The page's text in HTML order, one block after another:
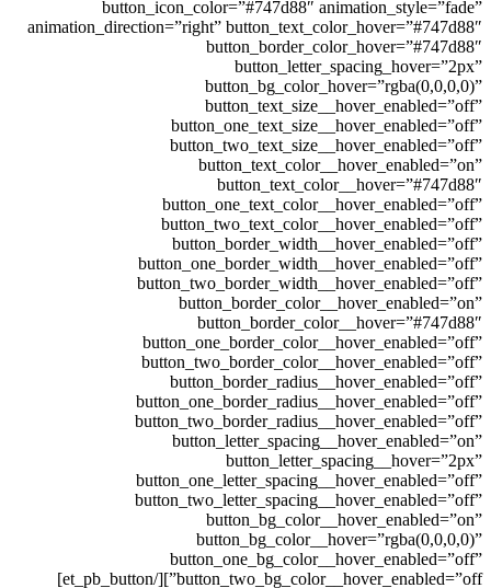
animation_direction=”right”
button_two_bg_color__hover_enabled=”off”][/et_pb_button]